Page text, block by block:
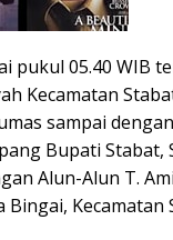
pukul 05.40 WIB
Kecamatan
sampai
Bupati
Alun-Alun T.
Kecamatan